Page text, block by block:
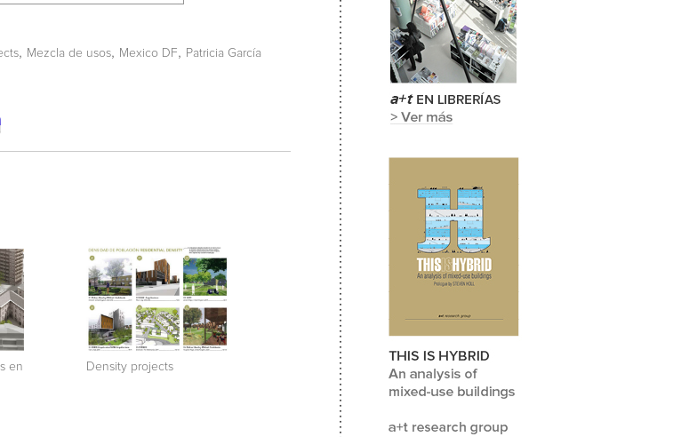
, Mezcla de usos, Mexico DF, Patricia García
en
Density projects